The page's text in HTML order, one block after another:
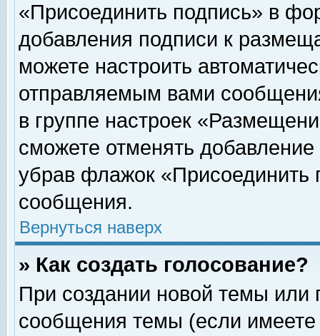
«Присоединить подпись» в
добавления подписи к
можете настроить
отправляемым вами
в группе настроек
сможете отменять
убрав флажок «Присоединить
сообщения.
Вернуться наверх
» Как создать голосование?
При создании новой темы или
сообщения темы (если